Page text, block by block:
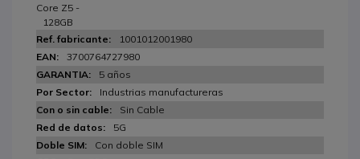
Core Z5 -
128GB
1001012001980
3700764727980
5 años
Industrias manufactureras
Sin Cable
5G
Con doble SIM